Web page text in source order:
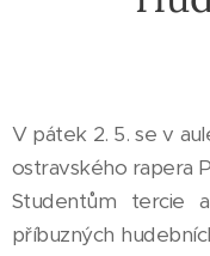
V pátek 2. 5. se v
ostravského rapera
Studentům tercie
příbuzných